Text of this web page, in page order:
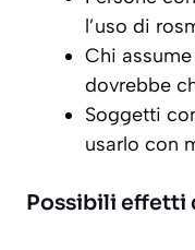
l’uso di
Chi
dovrebbe
Soggetti
usarlo con
Possibili effetti